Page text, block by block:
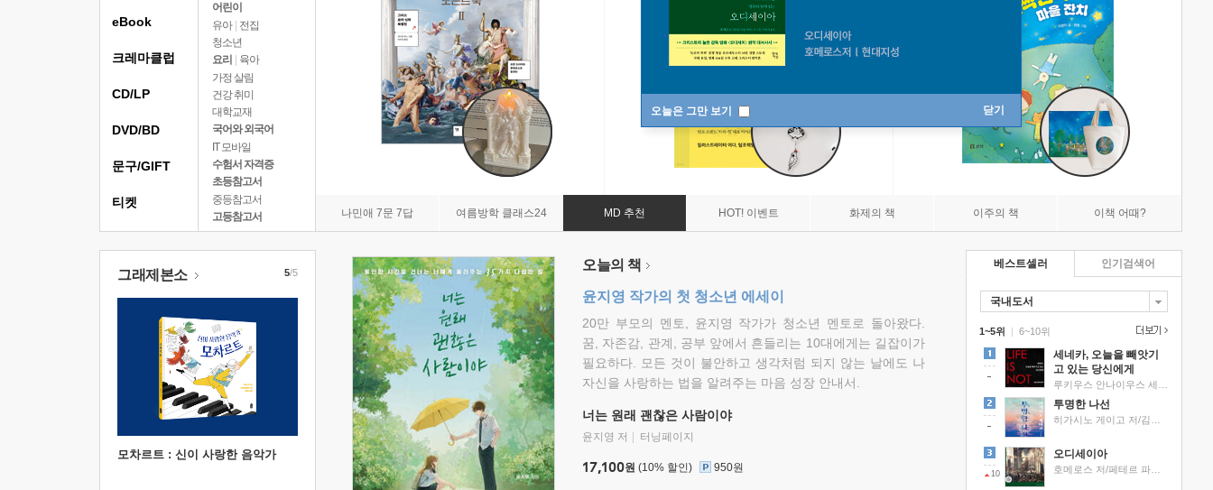
오늘은 그만 보기 닫기
어린이
유아 | 전집
청소년
요리
육아
가정 살림
건강 취미
대학교재
국어와 외국어
IT 모바일
수험서 자격증
초등참고서
중등참고서
고등참고서
나민애 7문 7답 여름방학 클래스24 MD 추천 HOT! 이벤트 화제의 책 이주의 책 이책 어때?
eBook
크레마클럽
CD/LP
DVD/BD
문구/GIFT
티켓
그래제본소
모차르트 : 신이 사랑한 음악가
5/5 오늘의 책
윤지영 작가의 첫 청소년 에세이
20만 부모의 멘토, 윤지영 작가가 청소년 멘토로 돌아왔다.
꿈, 자존감, 관계, 공부 앞에서 흔들리는 10대에게는 길잡이가
필요하다. 모든 것이 불안하고 생각처럼 되지 않는 날에도 나
자신을 사랑하는 법을 알려주는 마음 성장 안내서.
너는 원래 괜찮은 사람이야
윤지영 저 터닝페이지
17,100원 (10% 할인) 950원
베스트셀러
국내도서
1~5위 |
세네카, 오늘을 빼앗기
고 있는 당신에게
투명한 나선
10
오디세이아
6~10위
인기검색어